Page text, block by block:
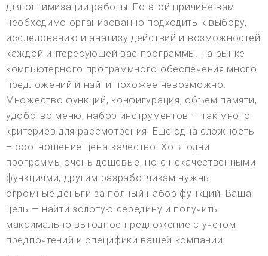
для оптимизации работы. По этой причине вам
необходимо организованно подходить к выбору,
исследованию и анализу действий и возможностей
каждой интересующей вас программы. На рынке
компьютерного программного обеспечения много
предложений и найти похожее невозможно.
Множество функций, конфигурация, объем памяти,
удобство меню, набор инструментов — так много
критериев для рассмотрения. Еще одна сложность
– соотношение цена-качество. Хотя одни
программы очень дешевые, но с некачественными
функциями, другим разработчикам нужны
огромные деньги за полный набор функций. Ваша
цель — найти золотую середину и получить
максимально выгодное предложение с учетом
предпочтений и специфики вашей компании.